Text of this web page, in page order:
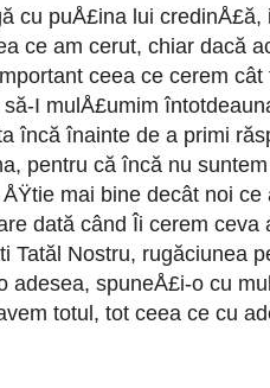
cu puÅ£ina lui
ce am cerut, chiar dacă
ceea ce cerem
I mulÅ£umim
încă înainte de a primi
pentru că încă nu
mai bine decât noi ce
dată când Îi cerem ceva
Tatăl Nostru, rugăciunea
adesea, spuneÅ£i-o cu
totul, tot ceea ce cu